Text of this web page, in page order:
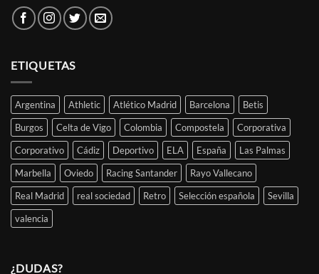
ETIQUETAS
Argentina Athletic Atlético Madrid Barcelona
Betis
Burgos
Celta de Vigo Colombia Compostela
Corporativa
Corporativo
Cádiz Deportivo ELA España
Las Palmas
Marbella
Oviedo Racing Santander
Rayo Vallecano
Real Madrid
real sociedad Retro Selección española
Sevilla
valencia
¿DUDAS?